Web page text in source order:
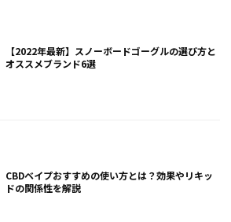
【2022年最新】スノーボードゴーグルの選び方と
オススメブランド6選
CBDベイプおすすめの使い方とは？効果やリキッ
ドの関係性を解説